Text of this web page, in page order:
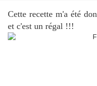
Cette recette m'a été
et c'est un régal !!!